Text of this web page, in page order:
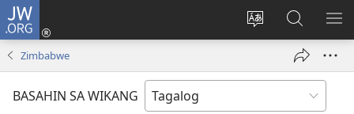
JW.ORG
Baguhin
ng
Mag-
log
bubukas
sa
JW.ORG
Zimbabwe
BASAHIN SA WIKANG